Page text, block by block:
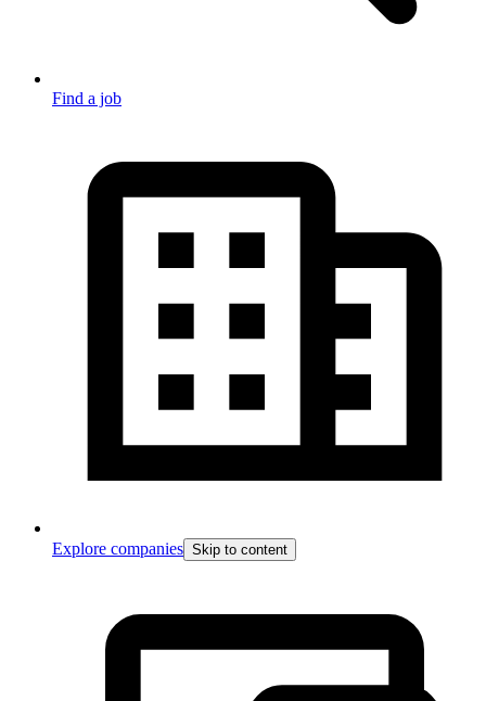
Find a job
Explore companies Skip to content